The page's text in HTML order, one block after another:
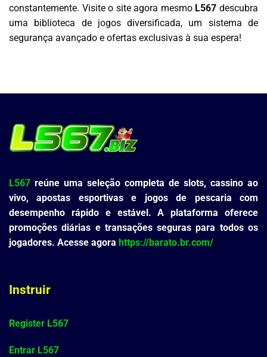
constantemente. Visite o site agora mesmo L567descubra
uma biblioteca de jogos diversificada, um sistema de
segurança avançado e ofertas exclusivas à sua espera!
L567 reúne uma seleção completa de slots, cassino ao
vivo, apostas esportivas e jogos de pescaria com
desempenho rápido e estável. A plataforma oferece
promoções diárias e transações seguras para todos os
jogadores. Acesse agora https://barato.br.com/
Instruir
Register L567
Entrar L567